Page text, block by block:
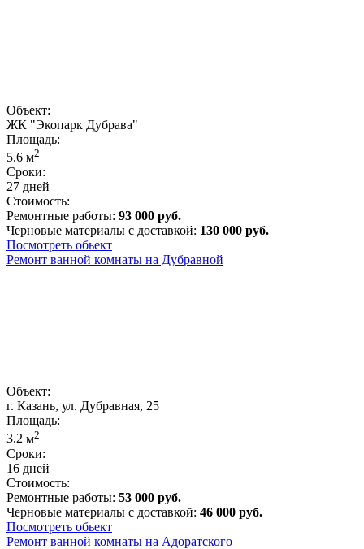
Объект:
ЖК "Экопарк Дубрава"
Площадь:
5.6 м2
Сроки:
27 дней
Стоимость:
Ремонтные работы: 93 000 руб.
Черновые материалы с доставкой: 130 000 руб.
Посмотреть обьект
Ремонт ванной комнаты на Дубравной
Объект:
г. Казань, ул. Дубравная, 25
Площадь:
3.2 м2
Сроки:
16 дней
Стоимость:
Ремонтные работы: 53 000 руб.
Черновые материалы с доставкой: 46 000 руб.
Посмотреть обьект
Ремонт ванной комнаты на Адоратского